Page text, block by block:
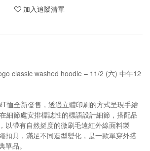
加入追蹤清單
classic washed hoodie – 11/2 (六) 中午12
恤全新發售，透過立體印刷的方式呈現手繪
細節處安排標誌性的標語設計細節，搭配品
以帶有自然挺度的微刷毛遠紅外線面料製
扣具，滿足不同造型變化，是一款單穿外搭
單品。